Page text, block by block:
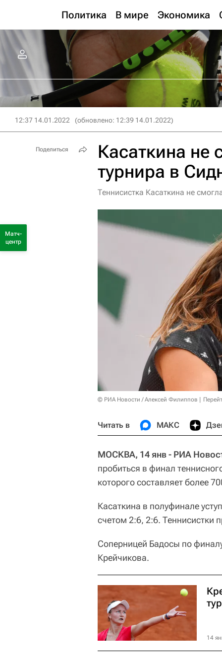
Политика В мире Экономика
12:37 14.01.2022 (обновлено: 12:39 14.01.2022)
Касаткина не
турнира в
Теннисистка Касаткина не
© РИА Новости / Алексей Филиппов
Читать в МАКС
МОСКВА, 14 янв - РИА
пробиться в финал
которого составляет более
Касаткина в полуфинале
счетом 2:6, 2:6. Теннисистки
Соперницей Бадосы по
Крейчикова.
14
Поделиться
Матч-
центр